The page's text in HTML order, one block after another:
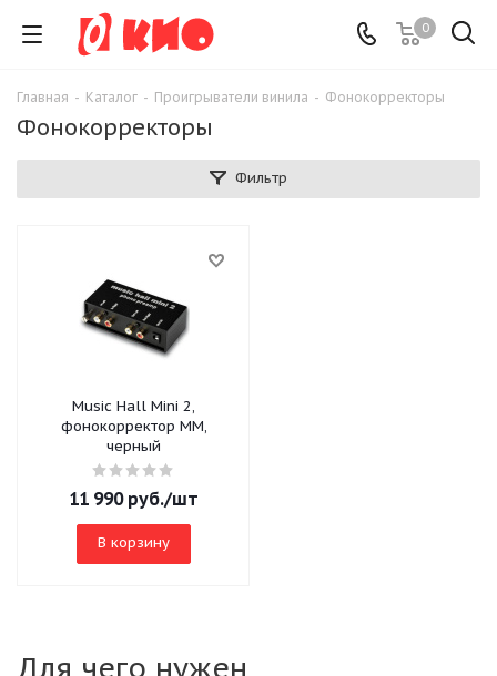
0
Главная - Каталог - Проигрыватели винила - Фонокорректоры
Фонокорректоры
Фильтр
Music Hall Mini 2,
фонокорректор MM,
черный
11 990руб./шт
В корзину
Для чего нужен